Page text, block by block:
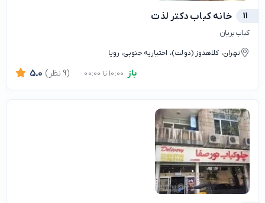
11 خانه کباب دکتر لذت
کباب بریان
تهران، کلاهدوز (دولت)، اختیاریه جنوبی، رویا
باز 5.0 (9 نظر)